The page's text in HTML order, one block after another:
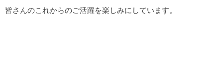
皆さんのこれからのご活躍を楽しみにしています。